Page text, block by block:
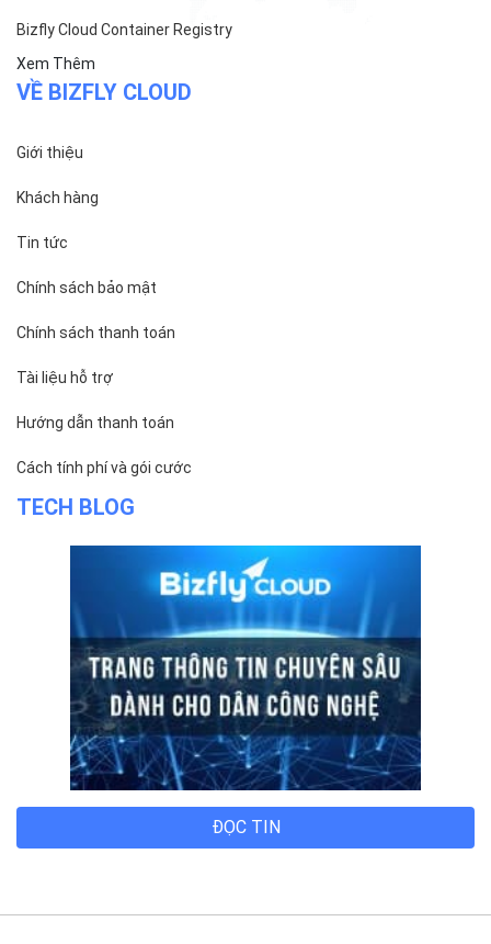
Bizfly Cloud Container Registry
Xem Thêm
VỀ BIZFLY CLOUD
Giới thiệu
Khách hàng
Tin tức
Chính sách bảo mật
Chính sách thanh toán
Tài liệu hỗ trợ
Hướng dẫn thanh toán
Cách tính phí và gói cước
TECH BLOG
ĐỌC TIN